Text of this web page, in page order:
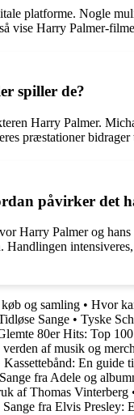
platforme. Nogle
vise Harry Palmer-
spiller de?
Harry Palmer.
præstationer
påvirker det
Harry Palmer og
og samling • Hvor
Sange • Tyske
80er Hits: Top
af musik og
Kassettebånd: En guide
Sange fra Adele og
af Thomas Vinterberg
Sange fra Elvis Presley: